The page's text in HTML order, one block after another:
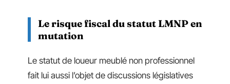
Le risque fiscal du statut LMNP en
mutation
Le statut de loueur meublé non professionnel
fait lui aussi l’objet de discussions législatives